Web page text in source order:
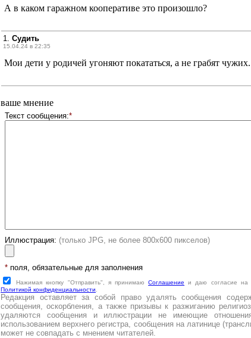
А в каком гаражном кооперативе это произошло?
1. Судить
15.04.24 в 22:35
Мои дети у родичей угоняют покататься, а не грабят чужих.
ваше мнение
Текст сообщения:*
Иллюстрация: (только JPG, не более 800х600 пикселов)
*поля, обязательные для заполнения
Нажимая кнопку "Отправить", я принимаюCоглашение и даю согласие на
Политикой конфиденциальности
Редакция оставляет за собой право удалять сообщения
сообщения, оскорбления, а также призывы к разжиганию
удаляются сообщения и иллюстрации не имеющие
использованием верхнего регистра, сообщения на латинице
может не совпадать с мнением читателей.